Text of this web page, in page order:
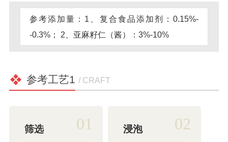
参考添加量：1、复合食品添加剂：0.15%-
-0.3%； 2、亚麻籽仁（酱）：3%-10%
参考工艺1 / CRAFT
筛选 01 浸泡 02